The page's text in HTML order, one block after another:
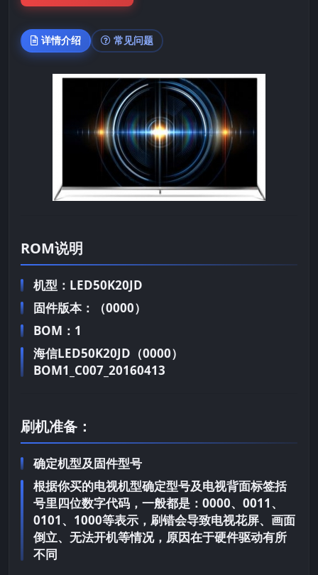
详情介绍 常见问题
ROM说明
机型：LED50K20JD
固件版本：（0000）
BOM：1
海信LED50K20JD（0000）
BOM1_C007_20160413
刷机准备：
确定机型及固件型号
根据你买的电视机型确定型号及电视背面标签括
号里四位数字代码，一般都是：0000、0011、
0101、1000等表示，刷错会导致电视花屏、画面
倒立、无法开机等情况，原因在于硬件驱动有所
不同